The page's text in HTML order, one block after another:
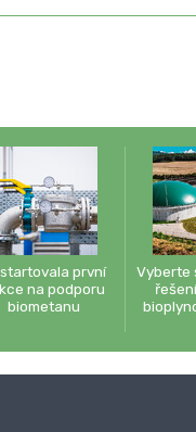
první
na podporu
biometanu
Vyberte